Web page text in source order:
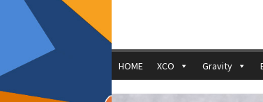
HOME XCO Gravity